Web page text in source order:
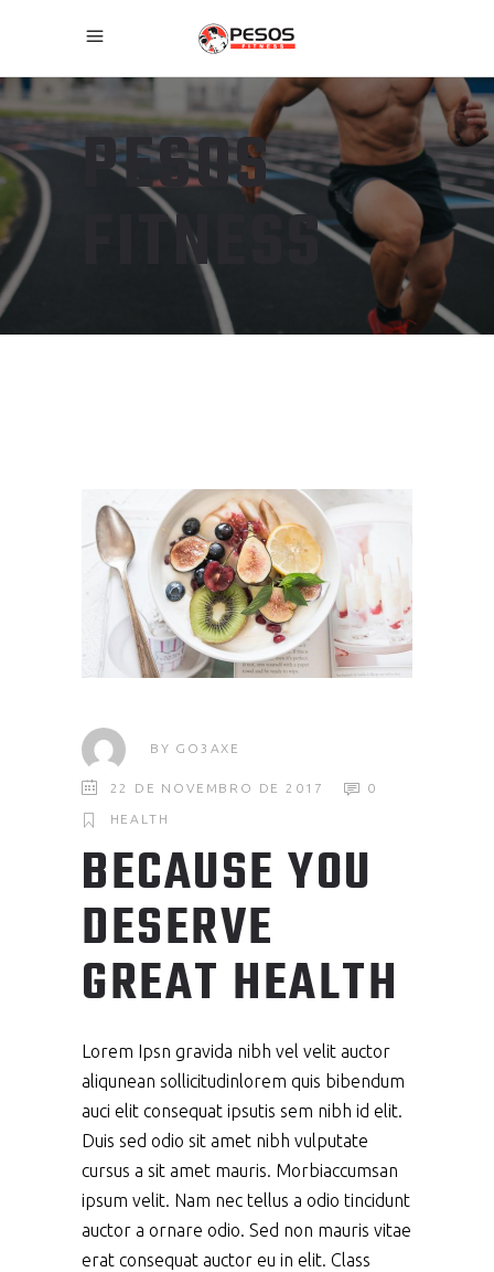
PESOS
FITNESS
BY GO3AXE
22 DE NOVEMBRO DE 2017 0
HEALTH
BECAUSE YOU
DESERVE
GREAT HEALTH
Lorem Ipsn gravida nibh vel velit auctor
aliqunean sollicitudinlorem quis bibendum
auci elit consequat ipsutis sem nibh id elit.
Duis sed odio sit amet nibh vulputate
cursus a sit amet mauris. Morbiaccumsan
ipsum velit. Nam nec tellus a odio tincidunt
auctor a ornare odio. Sed non mauris vitae
erat consequat auctor eu in elit. Class